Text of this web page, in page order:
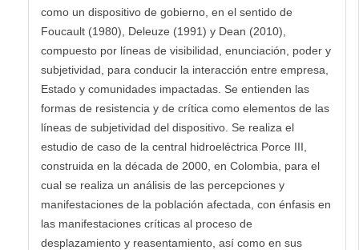
como un dispositivo de gobierno, en el sentido de
Foucault (1980), Deleuze (1991) y Dean (2010),
compuesto por líneas de visibilidad, enunciación, poder y
subjetividad, para conducir la interacción entre empresa,
Estado y comunidades impactadas. Se entienden las
formas de resistencia y de crítica como elementos de las
líneas de subjetividad del dispositivo. Se realiza el
estudio de caso de la central hidroeléctrica Porce III,
construida en la década de 2000, en Colombia, para el
cual se realiza un análisis de las percepciones y
manifestaciones de la población afectada, con énfasis en
las manifestaciones críticas al proceso de
desplazamiento y reasentamiento, así como en sus